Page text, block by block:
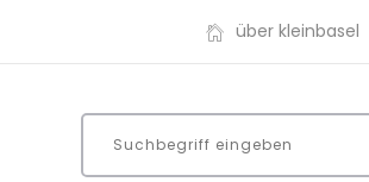
über kleinbasel